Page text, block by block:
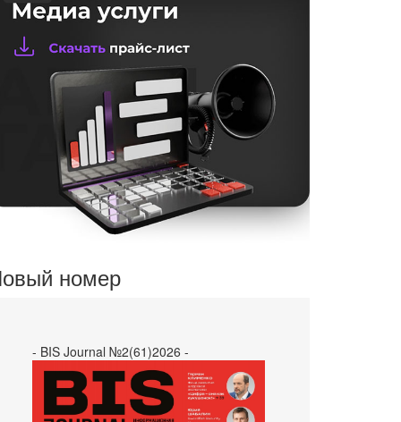
номер
- BIS Journal №2(61)2026 -